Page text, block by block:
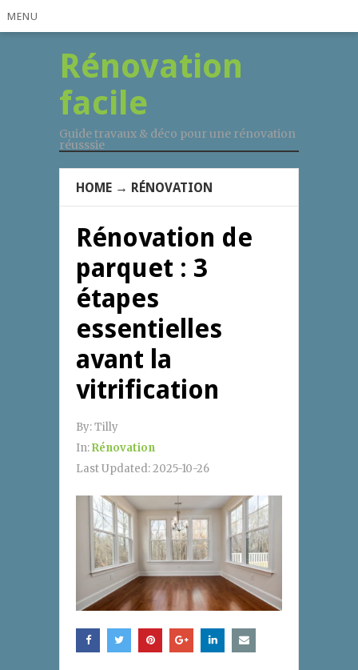
MENU
Rénovation
facile
Guide travaux & déco pour une rénovation
réusssie
HOME → RÉNOVATION
Rénovation de
parquet : 3
étapes
essentielles
avant la
vitrification
By:Tilly
In:Rénovation
Last Updated:2025-10-26